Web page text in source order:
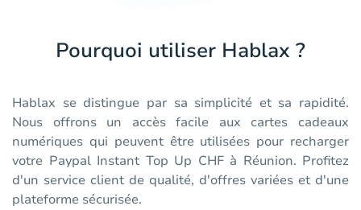
Pourquoi utiliser Hablax ?
Hablax se distingue par sa simplicité et sa rapidité.
Nous offrons un accès facile aux cartes cadeaux
numériques qui peuvent être utilisées pour recharger
votre Paypal Instant Top Up CHF à Réunion. Profitez
d'un service client de qualité, d'offres variées et d'une
plateforme sécurisée.